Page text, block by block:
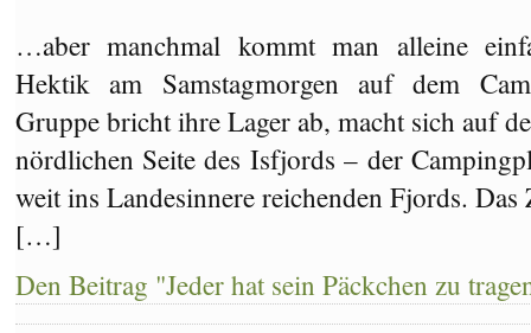
…aber manchmal kommt man alleine
Hektik am Samstagmorgen auf dem
Gruppe bricht ihre Lager ab, macht sich auf
nördlichen Seite des Isfjords – der
weit ins Landesinnere reichenden Fjords.
[…]
Den Beitrag "Jeder hat sein Päckchen zu